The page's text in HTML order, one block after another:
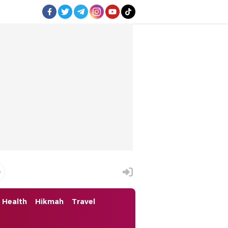
Health Hikmah Travel